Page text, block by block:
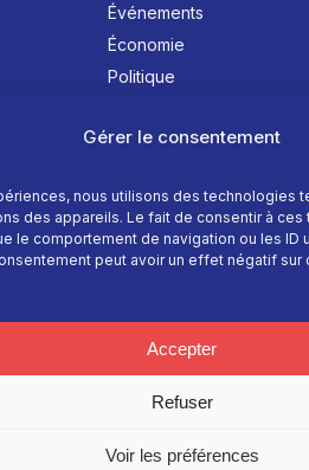
Gérer le consentement
nous utilisons des technologies
des appareils. Le fait de consentir à
le comportement de navigation ou les ID
peut avoir un effet négatif
Accepter
Refuser
Voir les préférences
Événements
Économie
Politique